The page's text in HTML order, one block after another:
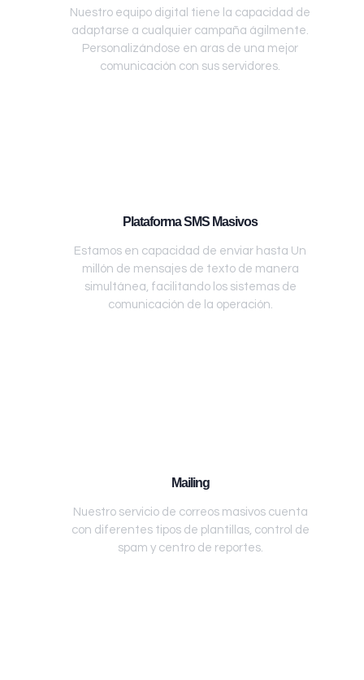
Nuestro equipo digital tiene la capacidad de
adaptarse a cualquier campaña ágilmente.
Personalizándose en aras de una mejor
comunicación con sus servidores.
Plataforma SMS Masivos
Estamos en capacidad de enviar hasta Un
millón de mensajes de texto de manera
simultánea, facilitando los sistemas de
comunicación de la operación.
Mailing
Nuestro servicio de correos masivos cuenta
con diferentes tipos de plantillas, control de
spam y centro de reportes.